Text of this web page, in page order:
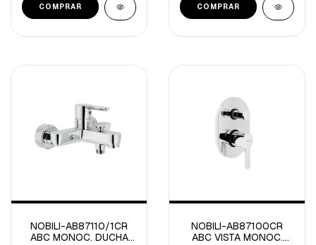
NOBILI-AB87110/1CR
ABC MONOC. DUCHA
NOBILI-AB87100CR
ABC VISTA MONOC.